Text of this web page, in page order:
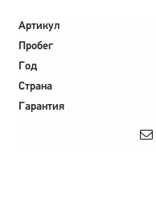
Артикул
Пробег
Год
Страна
Гарантия